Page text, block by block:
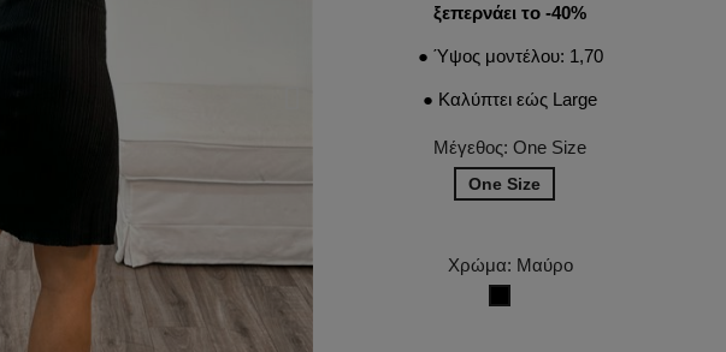
ξεπερνάει το -40%
● Ύψος μοντέλου: 1,70
● Καλύπτει εώς Large
Μέγεθος: One Size
One Size
Χρώμα: Μαύρο